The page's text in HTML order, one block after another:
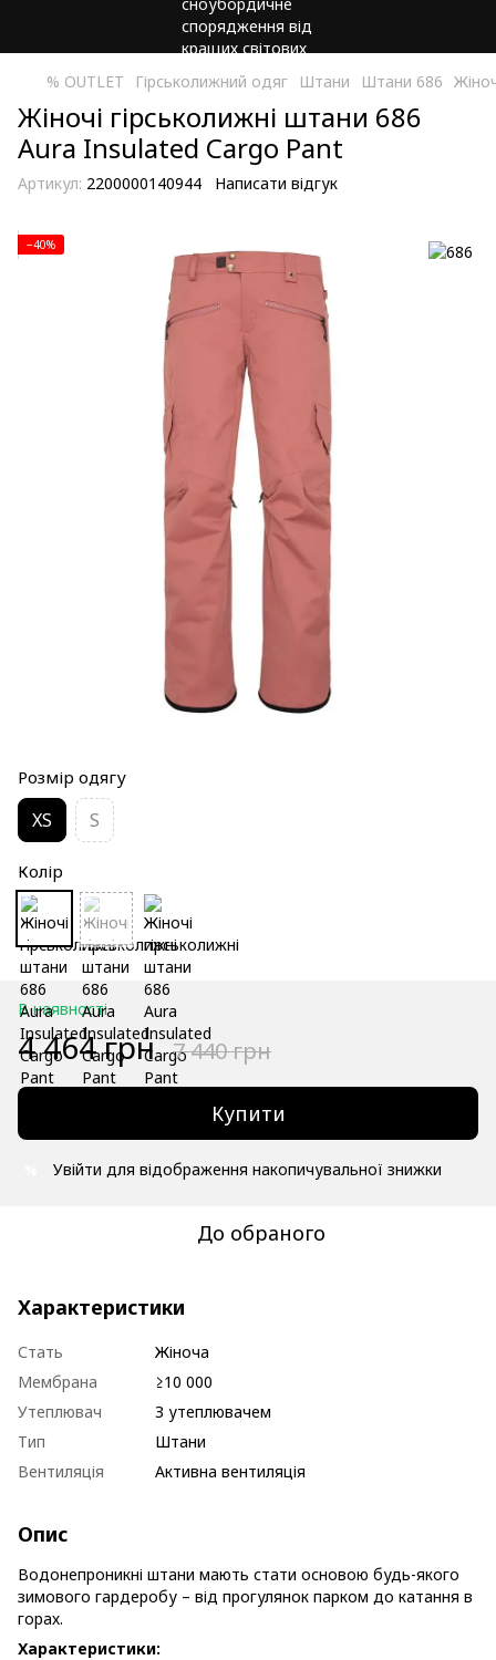
% OUTLET Гірськолижний одяг Штани Штани 686
Жіночі гірськолижні штани 686
Aura Insulated Cargo Pant
Артикул: 2200000140944 Написати відгук
−40%
Розмір одягу
XS S
Колір
В наявності
4 464 грн 7 440 грн
Купити
Увійти для відображення накопичувальної знижки
До обраного
Характеристики
Стать
Жіноча
Мембрана
≥10 000
Утеплювач
З утеплювачем
Тип
Штани
Вентиляція
Активна вентиляція
Опис
Водонепроникні штани мають стати основою будь-якого
зимового гардеробу – від прогулянок парком до катання в
горах.
Характеристики: